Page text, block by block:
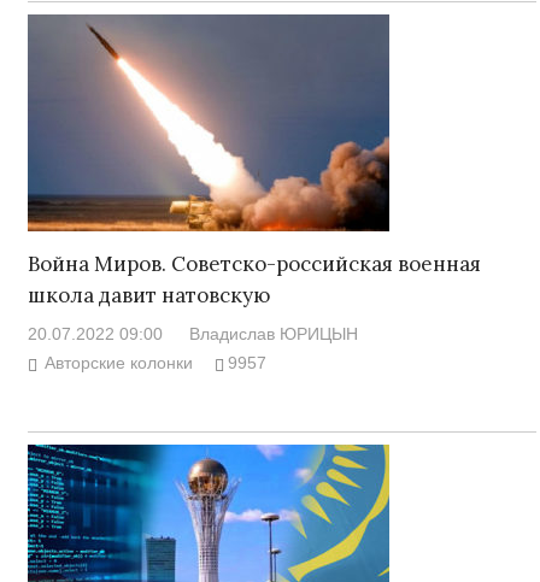
Война Миров. Советско-российская военная
школа давит натовскую
20.07.2022 09:00
Владислав ЮРИЦЫН
Авторские колонки
9957